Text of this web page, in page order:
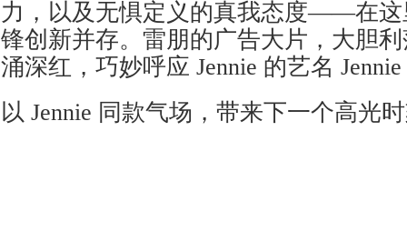
力，以及无惧定义的真我态度——在这
锋创新并存。雷朋的广告大片，大胆
涌深红，巧妙呼应 Jennie 的艺名 Jennie
以 Jennie 同款气场，带来下一个高光